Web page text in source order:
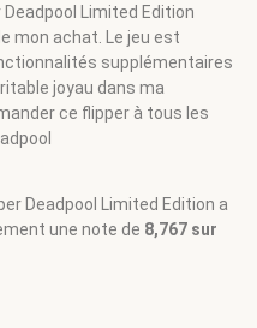
Limited Edition
mon achat. Le jeu est
supplémentaires
joyau dans ma
ce flipper à tous les
Deadpool Limited Edition a
une note de 8,767 sur